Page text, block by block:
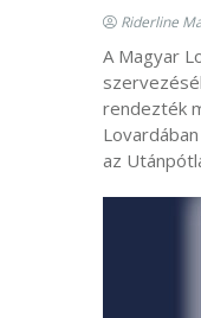
Riderline
A Magyar
rendezték
az